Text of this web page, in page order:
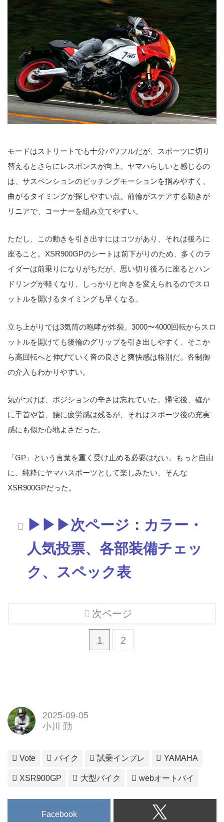
モードはストリートでも十分パワフルだが、スポーツに切り
替えるとさらにレスポンスが向上。ヤマハらしいと感じるの
は、サスペンションのピッチングモーションを掴みやすく、
曲がるタイミングが探しやすい点。前輪がステアする動きが
リニアで、コーナーを組み立てやすい。
ただし、この動きを引き出すにはコツがあり、それは後ろに
座ること。XSR900GPのシートは前下がりのため、多くのラ
イダーは前乗りになりがちだが、思い切り後ろに座るとハン
ドリングが軽くなり、しっかりと向きを変えられるのでスロ
ットルを開けるタイミングも早くなる。
立ち上がりでは3気筒の咆哮が炸裂。3000〜4000回転からスロ
ットルを開けても後輪のグリップを引き出しやすく、そこか
ら高回転へと伸びていく音の良さと爽快感は格別だ。各制御
の介入もわかりやすい。
気がつけば、ポジションの辛さは忘れていた。帰宅後、確か
に手首や首、腰に疲労感は残るが、それはスポーツ後の充実
感にも似た心地よさだった。
「GP」という言葉を重く受け止める必要はない。もっと自由
に、純粋にヤマハスポーツとして楽しみたい、そんな
XSR900GPだった。
▶▶▶次ページ：カラー・
人気投票、各部装備チェッ
ク、スペック表
1 2
次ページ
2025-09-05
小川 勤
Vote バイク 試乗インプレ YAMAHA
XSR900GP 大型バイク webオートバイ
Facebook